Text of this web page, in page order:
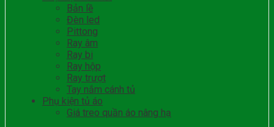
Bản lề
Đèn led
Pittong
Ray âm
Ray bi
Ray hộp
Ray trượt
Tay nắm cánh tủ
Phụ kiện tủ áo
Giá treo quần áo nâng hạ